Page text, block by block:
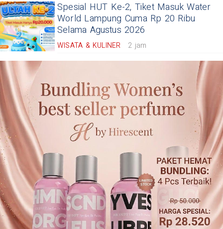
Spesial HUT Ke-2, Tiket Masuk Water
World Lampung Cuma Rp 20 Ribu
Selama Agustus 2026
WISATA & KULINER 2 jam